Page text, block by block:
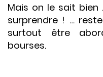
Mais on le sait
surprendre ! …
surtout être
bourses.